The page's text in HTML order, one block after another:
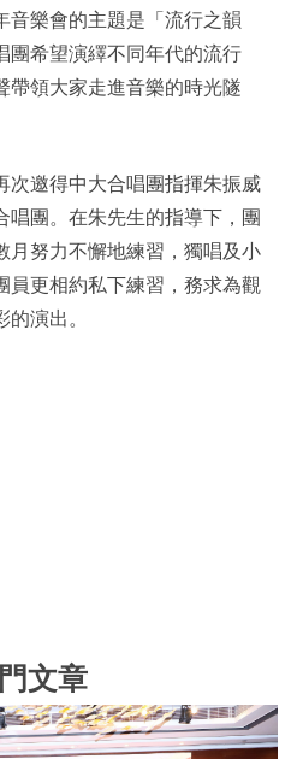
音樂會的主題是「流行之韻
團希望演繹不同年代的流行
帶領大家走進音樂的時光隧
次邀得中大合唱團指揮朱振威
唱團。在朱先生的指導下，團
月努力不懈地練習，獨唱及小
員更相約私下練習，務求為觀
演出。
文章